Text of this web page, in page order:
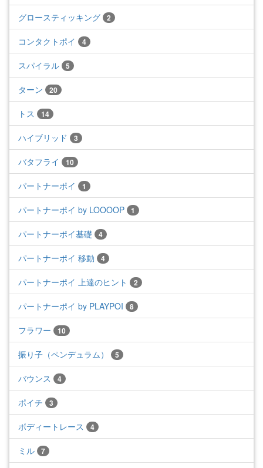
グロースティッキング 2
コンタクトポイ 4
スパイラル 5
ターン 20
トス 14
ハイブリッド 3
バタフライ 10
パートナーポイ 1
パートナーポイ by LOOOOP 1
パートナーポイ基礎 4
パートナーポイ 移動 4
パートナーポイ 上達のヒント 2
パートナーポイ by PLAYPOI 8
フラワー 10
振り子（ペンデュラム） 5
バウンス 4
ポイチ 3
ボディートレース 4
ミル 7